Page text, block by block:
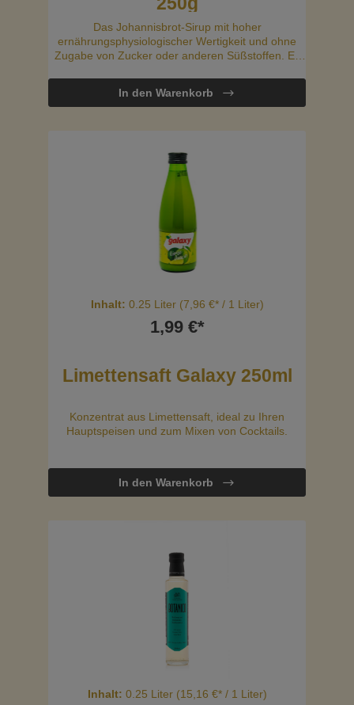
Das Johannisbrot-Sirup mit hoher
ernährungsphysiologischer Wertigkeit und ohne
Zugabe von Zucker oder anderen Süßstoffen. Es
schokoladenartigen Geschmack. Es kann als
Saucen
In den Warenkorb
Inhalt: 0.25 Liter (7,96 €* / 1 Liter)
1,99 €*
Limettensaft Galaxy 250ml
Konzentrat aus Limettensaft, ideal zu Ihren
Hauptspeisen und zum Mixen von Cocktails.
In den Warenkorb
Inhalt: 0.25 Liter (15,16 €* / 1 Liter)